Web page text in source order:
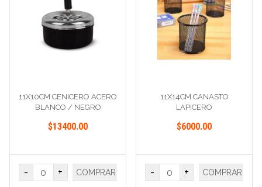
11X10CM CENICERO ACERO
BLANCO / NEGRO
$13400.00
- + COMPRAR
11X14CM CANASTO
LAPICERO
$6000.00
- + COMPRAR